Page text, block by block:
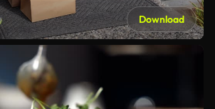
Download